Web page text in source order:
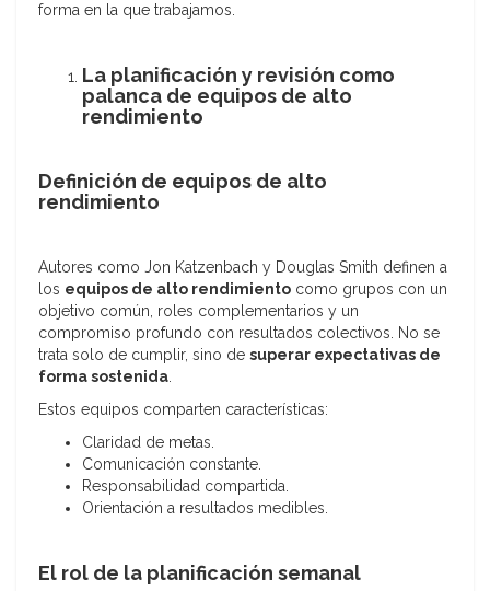
forma en la que trabajamos.
La planificación y revisión como
palanca de equipos de alto
rendimiento
Definición de equipos de alto
rendimiento
Autores como Jon Katzenbach y Douglas Smith definen a
los equipos de alto rendimiento como grupos con un
objetivo común, roles complementarios y un
compromiso profundo con resultados colectivos. No se
trata solo de cumplir, sino de superar expectativas de
forma sostenida.
Estos equipos comparten características:
Claridad de metas.
Comunicación constante.
Responsabilidad compartida.
Orientación a resultados medibles.
El rol de la planificación semanal